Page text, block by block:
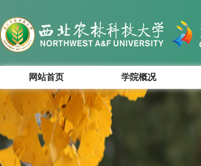
网站首页 学院概况